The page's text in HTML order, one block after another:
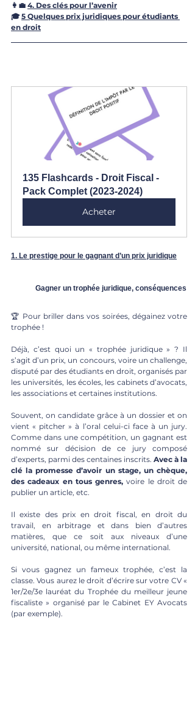
👩‍💼 4. Des clés pour l’avenir
🎓 5 Quelques prix juridiques pour étudiants
en droit
135 Flashcards - Droit Fiscal -
Pack Complet (2023-2024)
Acheter
1. Le prestige pour le gagnant d’un prix juridique
Gagner un trophée juridique, conséquences
🏆 Pour briller dans vos soirées, dégainez votre
trophée !
Déjà, c’est quoi un « trophée juridique » ? Il
s’agit d’un prix, un concours, voire un challenge,
disputé par des étudiants en droit, organisés par
les universités, les écoles, les cabinets d’avocats,
les associations et certaines institutions.
Souvent, on candidate grâce à un dossier et on
vient « pitcher » à l’oral celui-ci face à un jury.
Comme dans une compétition, un gagnant est
nommé sur décision de ce jury composé
d’experts, parmi des centaines inscrits. Avec à la
clé la promesse d’avoir un stage, un chèque,
des cadeaux en tous genres, voire le droit de
publier un article, etc.
Il existe des prix en droit fiscal, en droit du
travail, en arbitrage et dans bien d’autres
matières, que ce soit aux niveaux d’une
université, national, ou même international.
Si vous gagnez un fameux trophée, c’est la
classe. Vous aurez le droit d’écrire sur votre CV «
1er/2e/3e lauréat du Trophée du meilleur jeune
fiscaliste » organisé par le Cabinet EY Avocats
(par exemple).